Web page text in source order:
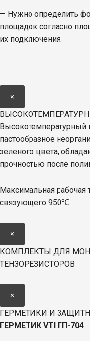
— Нужно определить
площадок согласно
их подключения.
×
Высокотемпературный
пастообразное
зеленого цвета,
прочностью после
Максимальная рабочая
связующего 950℃.
×
КОМПЛЕКТЫ ДЛЯ
ТЕНЗОРЕЗИСТОРОВ
×
ГЕРМЕТИКИ И
ГЕРМЕТИК VTI ГП-704